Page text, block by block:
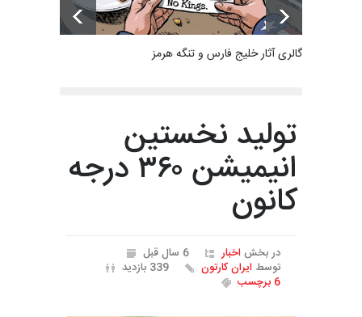
گالری آثار خلیج فارس و تنگه هرمز
تولید نخستین
انیمیشن ٣۶٠ درجه
کانون
در بخش اخبار
6 سال قبل
توسط ایران کارتون
339 بازدید
6 برچسب